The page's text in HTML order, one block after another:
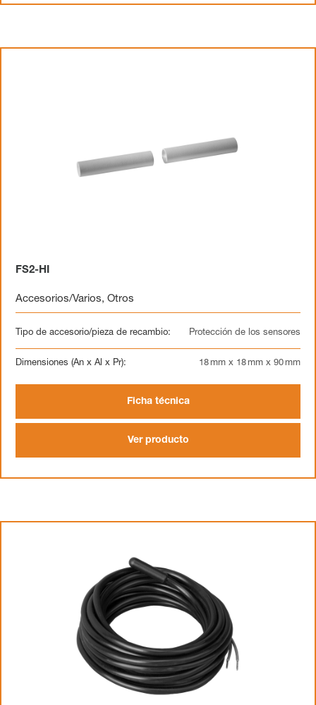
FS2-HI
Accesorios/Varios, Otros
Tipo de accesorio/pieza de recambio: Protección de los sensores
Dimensiones (An x Al x Pr): 18 mm x 18 mm x 90 mm
Ficha técnica
Ver producto